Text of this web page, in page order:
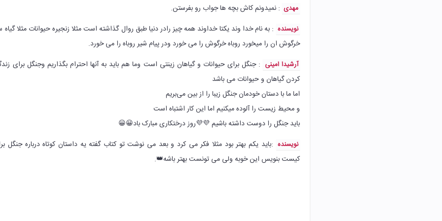
مهدی : نمیدونم کاش بچه ها جواب رو بفرستن.
نویسنده : به نام خدا وند یکتا خداوند همه چیز رادر دنیا طبق روال گذاشته است مثلا زنجیره حیوانات مثلا گیاه
خرگوش ان را میخورد روباه خرگوش را می خورد ودر پیام شیر روباه را می خورد.
آرشیدا امینی : جنگل برای حیوانات و گیاهان زینتی است وما هم باید به آنها احترام بگذاریم وجنگل برای
کردن گیاهان و حیوانات می باشد
اما ما با دستان خودمان جنگل زیبا را از بین می‌بریم
و محیط زیست را آلوده میکنیم اما این کار اشتباه است
باید جنگل را دوست داشته باشیم 💜💜روز درختکاری مبارک باد😀😀
نویسنده :‌باید یکم بهتر بود مثلا فکر می کرد و بعد می نوشت تو کتاب گفته یه داستان کوتاه درباره جنگل
کیست بنویس این خوبه ولی می تونست بهتر باشه👑.